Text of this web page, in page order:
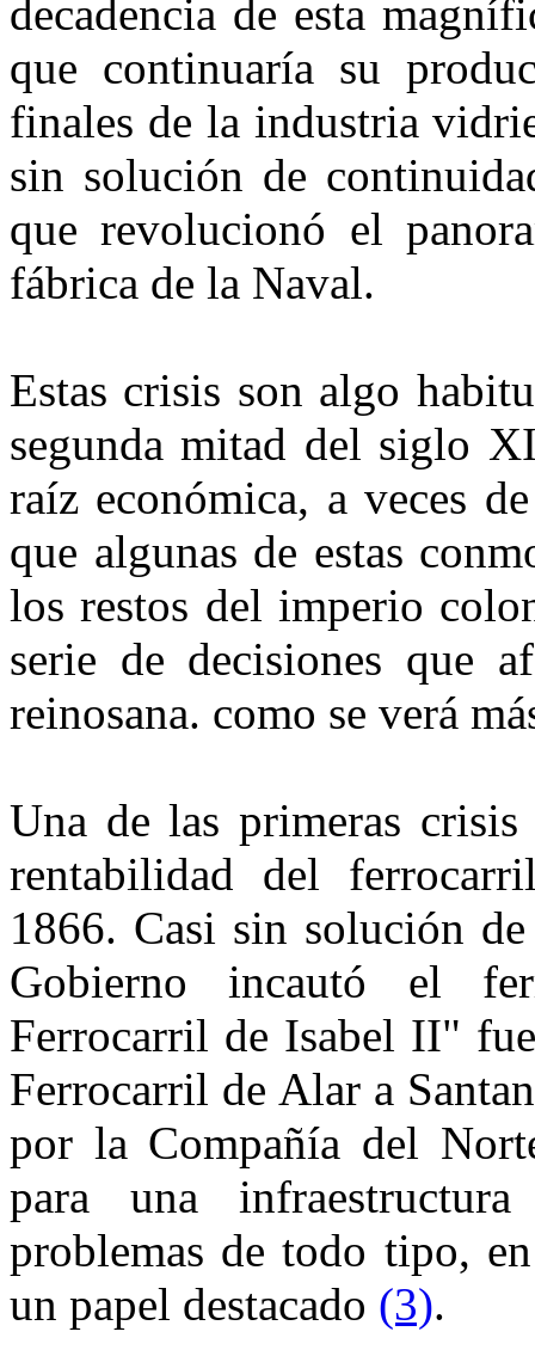
decadencia de esta
que continuaría su
finales de la industria
sin solución de
que revolucionó el
fábrica de la Naval.
Estas crisis son algo
segunda mitad del siglo
raíz económica, a veces
que algunas de estas
los restos del imperio
serie de decisiones que
reinosana. como se verá
Una de las primeras
rentabilidad del
1866. Casi sin solución
Gobierno incautó el
Ferrocarril de Isabel II"
Ferrocarril de Alar a
por la Compañía del
para una
problemas de todo tipo,
un papel destacado (3).